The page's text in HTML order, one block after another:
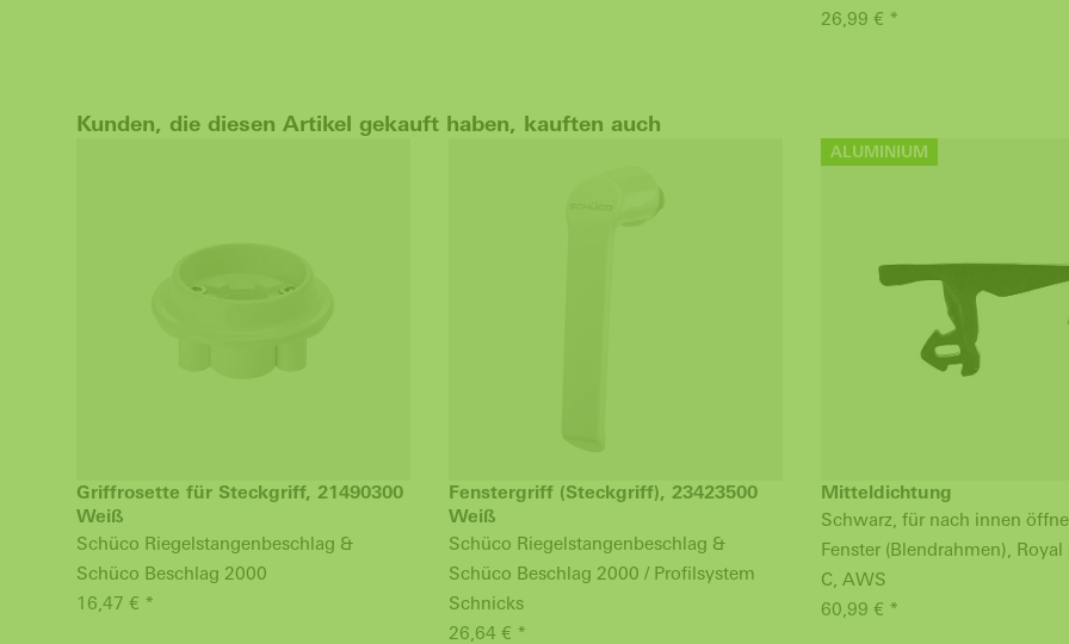
26,99 € *
Kunden, die diesen Artikel gekauft haben, kauften auch
Griffrosette für Steckgriff, 21490300
Weiß
Schüco Riegelstangenbeschlag &
Schüco Beschlag 2000
16,47 € *
Fenstergriff (Steckgriff), 23423500
Weiß
Schüco Riegelstangenbeschlag &
Schüco Beschlag 2000 / Profilsystem
Schnicks
26,64 € *
ALUMINIUM
Mitteldichtung
Schwarz, für nach innen
Fenster (Blendrahmen), Royal
C, AWS
60,99 € *